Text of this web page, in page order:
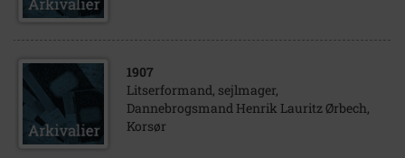
1907
Litserformand, sejlmager,
Dannebrogsmand Henrik Lauritz Ørbech,
Korsør